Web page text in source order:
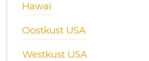
Hawaï
Oostkust USA
Westkust USA